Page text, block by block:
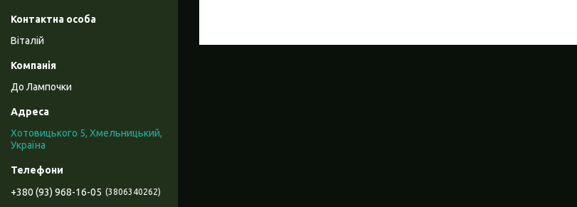
Віталій
До Лампочки
Хотовицького 5, Хмельницький,
Україна
+380 (93) 968-16-05 3806340262